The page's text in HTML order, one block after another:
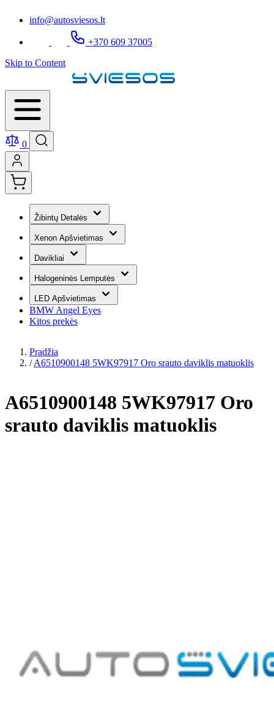
info@autosviesos.lt
+370 609 37005
Skip to Content
0
Žibintų Detalės
Xenon Apšvietimas
Davikliai
Halogeninės Lemputės
LED Apšvietimas
BMW Angel Eyes
Kitos prekės
Pradžia
/ A6510900148 5WK97917 Oro srauto daviklis matuoklis
A6510900148 5WK97917 Oro
srauto daviklis matuoklis